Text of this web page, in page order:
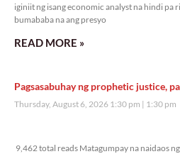
iginiit ng isang economic analyst na hindi pa
bumababa na ang presyo
READ MORE »
Pagsasabuhay ng prophetic justice,
Thursday, August 6, 2026 1:30 pm 1:30 pm
9,462 total reads Matagumpay na naidaos